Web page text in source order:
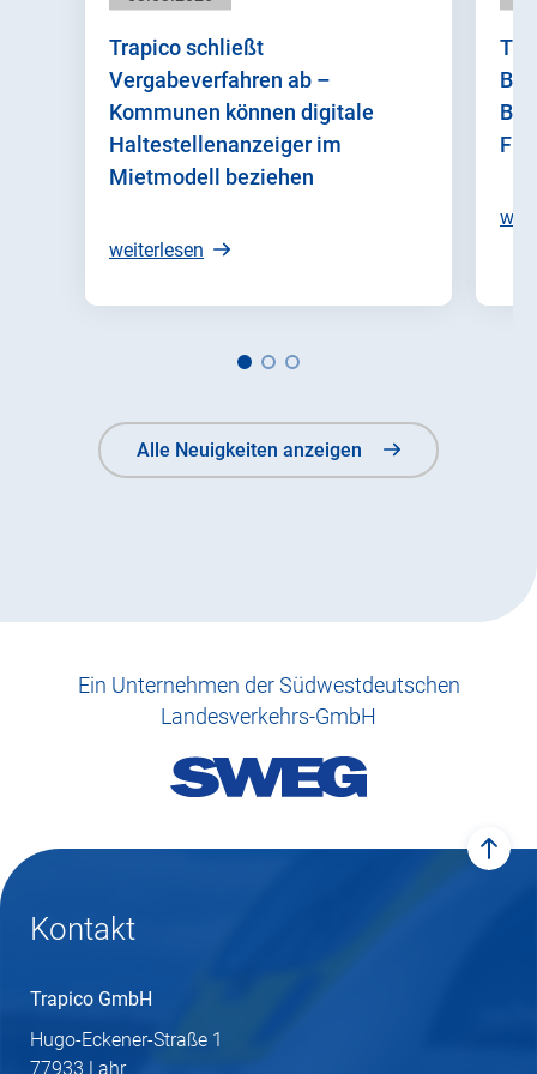
Trapico schließt
Vergabeverfahren ab –
Kommunen können digitale
Haltestellenanzeiger im
Mietmodell beziehen
weiterlesen
Alle Neuigkeiten anzeigen
Ein Unternehmen der Südwestdeutschen
Landesverkehrs-GmbH
zum
Kontakt
Trapico GmbH
Hugo-Eckener-Straße 1
77933 Lahr